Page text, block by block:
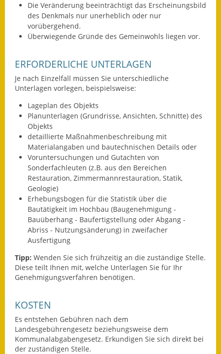
Bebauungspläne
Bodenrichtwerte
Flächennutzungsplan
Gerätehütten
Mietspiegel
Rückstausicherung von
Gebäuden
Hochwassergefahrenkarte
Gemeindehalle und
Bürgerhaus
Grundschule &
Kernzeitbetreuung
Kinderbetreuung
Die Veränderung beeinträchtigt das Erscheinungsbild
des Denkmals nur unerheblich oder nur
vorübergehend.
Überwiegende Gründe des Gemeinwohls liegen vor.
ERFORDERLICHE UNTERLAGEN
Je nach Einzelfall müssen Sie unterschiedliche
Unterlagen vorlegen, beispielsweise:
Lageplan des Objekts
Planunterlagen (Grundrisse, Ansichten, Schnitte) des
Objekts
detaillierte Maßnahmenbeschreibung mit
Materialangaben und bautechnischen Details oder
Voruntersuchungen und Gutachten von
Sonderfachleuten (z.B. aus den Bereichen
Restauration, Zimmermannrestauration, Statik,
Geologie)
Erhebungsbogen für die Statistik über die
Bautätigkeit im Hochbau (Baugenehmigung -
Bauüberhang - Baufertigstellung oder Abgang -
Abriss - Nutzungsänderung) in zweifacher
Ausfertigung
Tipp: Wenden Sie sich frühzeitig an die zuständige Stelle.
Diese teilt Ihnen mit, welche Unterlagen Sie für Ihr
Genehmigungsverfahren benötigen.
KOSTEN
Es entstehen Gebühren nach dem
Landesgebührengesetz beziehungsweise dem
Kommunalabgabengesetz. Erkundigen Sie sich direkt bei
der zuständigen Stelle.